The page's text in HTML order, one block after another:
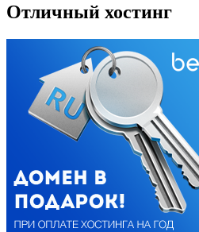
Отличный хостинг